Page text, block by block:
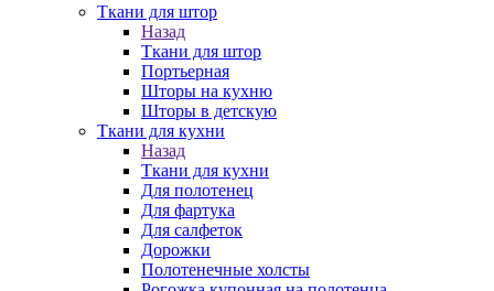
Ткани для штор
Назад
Ткани для штор
Портьерная
Шторы на кухню
Шторы в детскую
Ткани для кухни
Назад
Ткани для кухни
Для полотенец
Для фартука
Для салфеток
Дорожки
Полотенечные холсты